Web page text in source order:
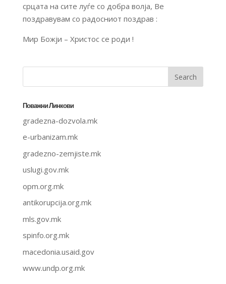
срцата на сите луѓе со добра волја, Ве
поздравувам со радосниот поздрав :
Мир Божји – Христос се роди !
Поважни Линкови
gradezna-dozvola.mk
e-urbanizam.mk
gradezno-zemjiste.mk
uslugi.gov.mk
opm.org.mk
antikorupcija.org.mk
mls.gov.mk
spinfo.org.mk
macedonia.usaid.gov
www.undp.org.mk